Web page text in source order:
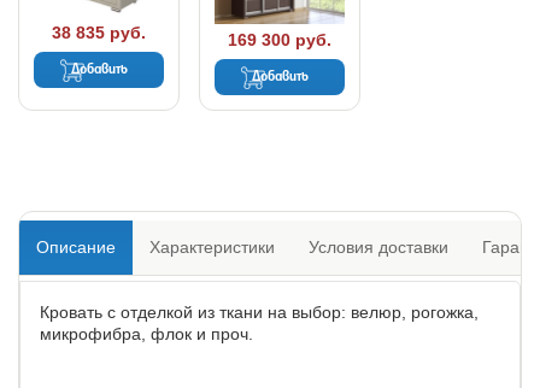
38 835 руб.
Добавить
169 300 руб.
Добавить
Описание Характеристики Условия доставки
Кровать с отделкой из ткани на выбор: велюр, рогожка,
микрофибра, флок и проч.